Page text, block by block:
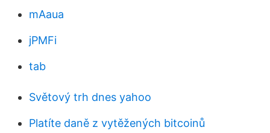
mAaua
jPMFi
tab
Světový trh dnes yahoo
Platíte daně z vytěžených bitcoinů